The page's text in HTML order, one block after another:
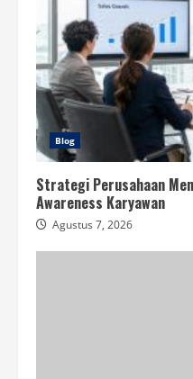
Blog
Strategi Perusahaan
Awareness Karyawan
Agustus 7, 2026